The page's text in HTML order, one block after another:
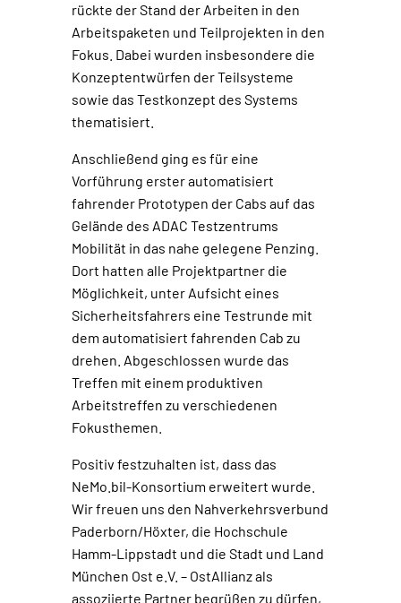
rückte der Stand der Arbeiten in den
Arbeitspaketen und Teilprojekten in den
Fokus. Dabei wurden insbesondere die
Konzeptentwürfen der Teilsysteme
sowie das Testkonzept des Systems
thematisiert.
Anschließend ging es für eine
Vorführung erster automatisiert
fahrender Prototypen der Cabs auf das
Gelände des ADAC Testzentrums
Mobilität in das nahe gelegene Penzing.
Dort hatten alle Projektpartner die
Möglichkeit, unter Aufsicht eines
Sicherheitsfahrers eine Testrunde mit
dem automatisiert fahrenden Cab zu
drehen. Abgeschlossen wurde das
Treffen mit einem produktiven
Arbeitstreffen zu verschiedenen
Fokusthemen.
Positiv festzuhalten ist, dass das
NeMo.bil-Konsortium erweitert wurde.
Wir freuen uns den Nahverkehrsverbund
Paderborn/Höxter, die Hochschule
Hamm-Lippstadt und die Stadt und Land
München Ost e.V. – OstAllianz als
assoziierte Partner begrüßen zu dürfen,